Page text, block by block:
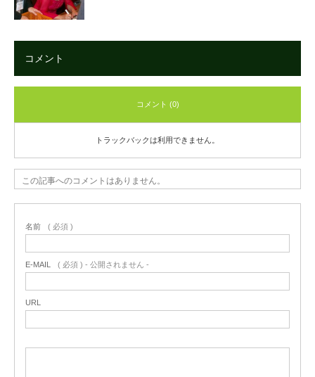
コメント
コメント (0)
トラックバックは利用できません。
この記事へのコメントはありません。
名前 ( 必須 )
E-MAIL ( 必須 ) - 公開されません -
URL